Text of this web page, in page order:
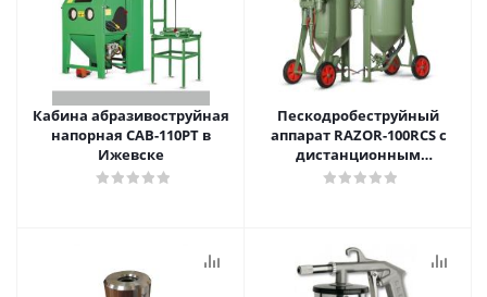
Кабина абразивоструйная
напорная CAB-110PT в
Ижевске
Пескодробеструйный
аппарат RAZOR-100RCS с
дистанционным
управлением и дозатором